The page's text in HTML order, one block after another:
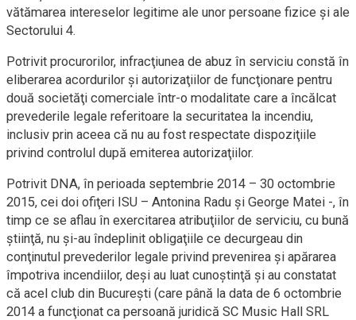
vătămarea intereselor legitime ale unor persoane fizice şi ale
Sectorului 4.
Potrivit procurorilor, infracţiunea de abuz în serviciu constă în
eliberarea acordurilor şi autorizaţiilor de funcţionare pentru
două societăţi comerciale într-o modalitate care a încălcat
prevederile legale referitoare la securitatea la incendiu,
inclusiv prin aceea că nu au fost respectate dispoziţiile
privind controlul după emiterea autorizaţiilor.
Potrivit DNA, în perioada septembrie 2014 – 30 octombrie
2015, cei doi ofiţeri ISU – Antonina Radu şi George Matei -, în
timp ce se aflau în exercitarea atribuţiilor de serviciu, cu bună
ştiinţă, nu şi-au îndeplinit obligaţiile ce decurgeau din
conţinutul prevederilor legale privind prevenirea şi apărarea
împotriva incendiilor, deşi au luat cunoştinţă şi au constatat
că acel club din Bucureşti (care până la data de 6 octombrie
2014 a funcţionat ca persoană juridică SC Music Hall SRL